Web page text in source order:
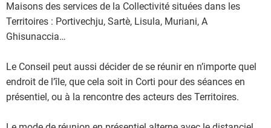
Maisons des services de la Collectivité situées dans les
Territoires : Portivechju, Sartè, Lisula, Muriani, A
Ghisunaccia…
Le Conseil peut aussi décider de se réunir en n’importe quel
endroit de l’île, que cela soit in Corti pour des séances en
présentiel, ou à la rencontre des acteurs des Territoires.